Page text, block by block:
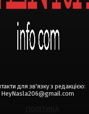
для зв'язку з редакцією:
HeyNasla206@gmail.com